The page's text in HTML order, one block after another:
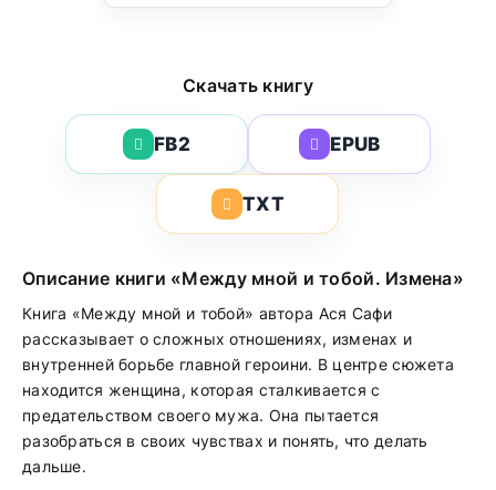
Скачать книгу
FB2 EPUB
TXT
Описание книги «Между мной и тобой. Измена»
Книга «Между мной и тобой» автора Ася Сафи
рассказывает о сложных отношениях, изменах и
внутренней борьбе главной героини. В центре сюжета
находится женщина, которая сталкивается с
предательством своего мужа. Она пытается
разобраться в своих чувствах и понять, что делать
дальше.